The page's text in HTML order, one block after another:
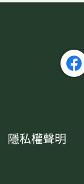
隱私權聲明